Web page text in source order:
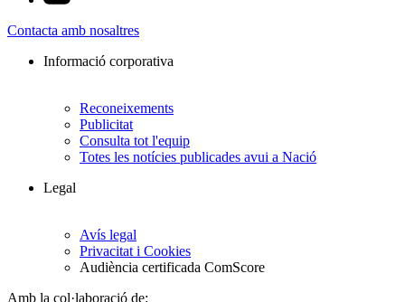
Contacta amb nosaltres
Informació corporativa
Reconeixements
Publicitat
Consulta tot l'equip
Totes les notícies publicades avui a Nació
Legal
Avís legal
Privacitat i Cookies
Audiència certificada ComScore
Amb la col·laboració de: